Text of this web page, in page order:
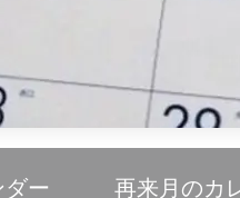
ー 再来月のカ